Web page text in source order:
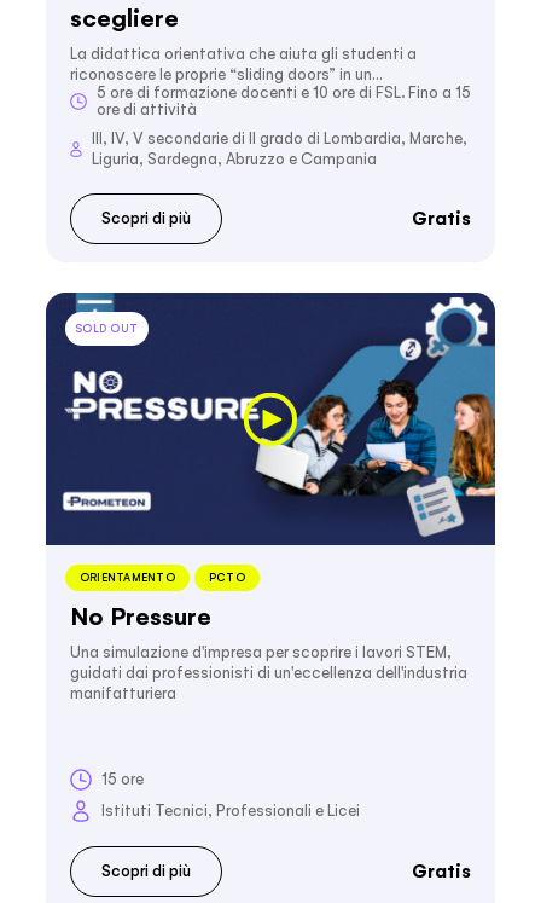
scegliere
La didattica orientativa che aiuta gli studenti a
riconoscere le proprie “sliding doors” in un…
5 ore di formazione docenti e 10 ore di FSL. Fino a 15
ore di attività
III, IV, V secondarie di II grado di Lombardia, Marche,
Liguria, Sardegna, Abruzzo e Campania
Scopri di più Gratis
SOLD OUT
ORIENTAMENTO PCTO
No Pressure
Una simulazione d'impresa per scoprire i lavori STEM,
guidati dai professionisti di un'eccellenza dell'industria
manifatturiera
15 ore
Istituti Tecnici, Professionali e Licei
Scopri di più Gratis